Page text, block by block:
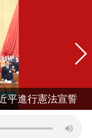
平進行憲法宣誓